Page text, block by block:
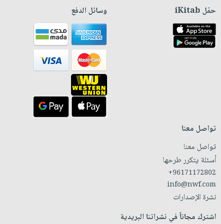
حمّل iKitab وسائل الدفع
تواصل معنا
تواصل معنا
أسئلة يتكرر طرحها
+96171172802
info@nwf.com
نشرة الإصدارات
اشترك مجاناً في نشراتنا البريدية